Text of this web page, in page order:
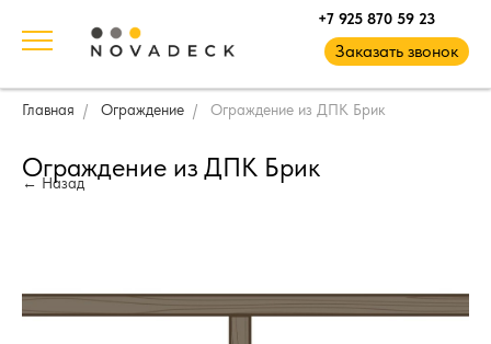
+7 925 870 59 23
Заказать звонок
Главная Ограждение Ограждение из ДПК Брик
Ограждение из ДПК Брик
Назад